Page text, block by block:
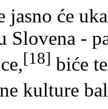
jasno će
Slovena -
[18] biće
kulture